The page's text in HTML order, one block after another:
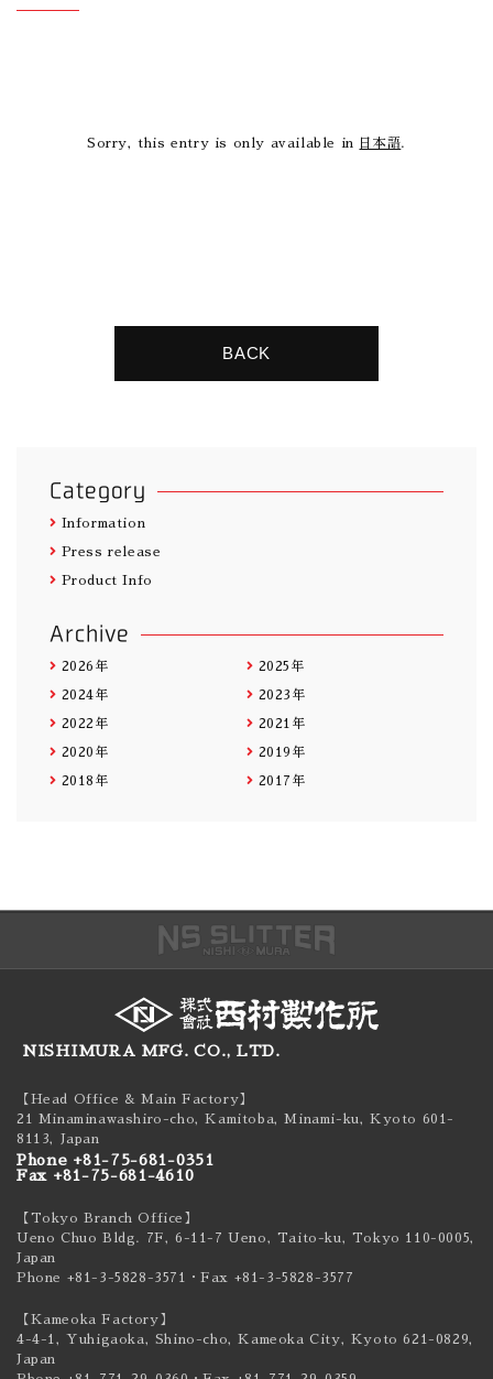
Sorry, this entry is only available in 日本語.
BACK
Category
Information
Press release
Product Info
Archive
2026年 2025年
2024年 2023年
2022年 2021年
2020年 2019年
2018年 2017年
NISHIMURA MFG. CO., LTD.
【Head Office & Main Factory】
21 Minaminawashiro-cho, Kamitoba, Minami-ku,Kyoto 601-
8113, Japan
Phone +81-75-681-0351
Fax +81-75-681-4610
【Tokyo Branch Office】
Ueno Chuo Bldg. 7F, 6-11-7 Ueno, Taito-ku, Tokyo 110-0005,
Japan
Phone +81-3-5828-3571
・Fax +81-3-5828-3577
【Kameoka Factory】
4-4-1, Yuhigaoka, Shino-cho, Kameoka City, Kyoto 621-0829,
Japan